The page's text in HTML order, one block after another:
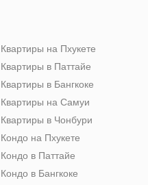
Квартиры на Пхукете
Квартиры в Паттайе
Квартиры в Бангкоке
Квартиры на Самуи
Квартиры в Чонбури
Кондо на Пхукете
Кондо в Паттайе
Кондо в Бангкоке